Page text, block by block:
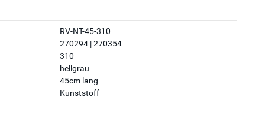
RV-NT-45-310
270294 | 270354
310
hellgrau
45cm lang
Kunststoff